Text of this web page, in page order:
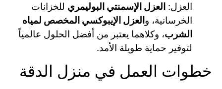
العزل: العزل الإسمنتي البوليمري للخزانات
الخرسانية، و العزل الإيبوكسي المخصص لمياه
الشرب، وكلاهما يعتبر من أفضل الحلول عالمياً
لتوفير حماية طويلة الأمد.
خطوات العمل في منزل الدقة